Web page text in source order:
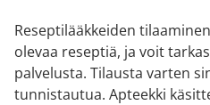
Reseptilääkkeiden
olevaa reseptiä, ja voit
palvelusta. Tilausta varten
tunnistautua. Apteekki